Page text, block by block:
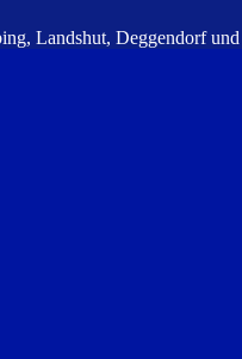
Landshut, Deggendorf